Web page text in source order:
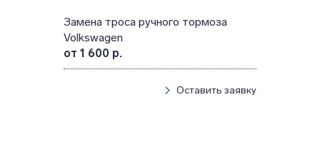
Замена троса ручного тормоза
Volkswagen
от 1 600 р.
Оставить заявку